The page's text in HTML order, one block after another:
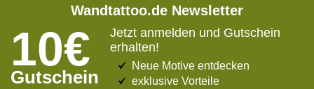
Wandtattoo.de Newsletter
10€
Gutschein
Jetzt anmelden und Gutschein
erhalten!
Neue Motive entdecken
exklusive Vorteile